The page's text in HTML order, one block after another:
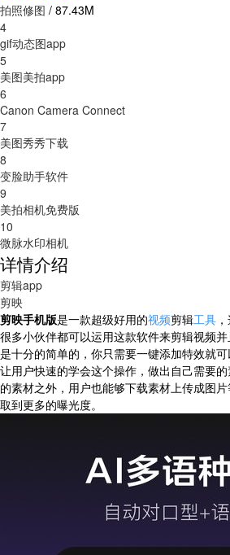
拍照修图 / 87.43M
4
gif动态图app
5
美图美拍app
6
Canon Camera Connect
7
美图秀秀下载
8
变脸助手软件
9
美拍相机免费版
10
微脉水印相机
详情介绍
剪辑app
剪映
剪映手机版是一款超级好用的视频剪辑工具
很多小伙伴都可以运用这款软件来剪辑视频
是十分的简单的，你只需要一键添加特效就
让用户快速的学会这个操作，做出自己需要
的素材之外，用户也能够下载素材上传成图
取到更多的曝光度。